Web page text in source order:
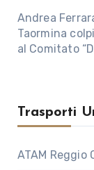
Andrea
Taormina
al Comitato
Trasporti
ATAM Reggio